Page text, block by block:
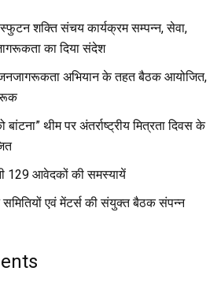
शक्ति संचय कार्यक्रम सम्पन्न, सेवा,
का दिया संदेश
जनजागरूकता अभियान के तहत बैठक आयोजित,
थीम पर अंतर्राष्ट्रीय मित्रता दिवस के
129 आवेदकों की समस्यायें
एवं मेंटर्स की संयुक्त बैठक संपन्न